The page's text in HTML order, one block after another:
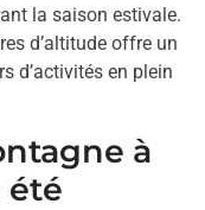
la saison estivale.
d’altitude offre un
d’activités en plein
à
été